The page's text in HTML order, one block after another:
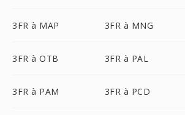
3FR à MAP 3FR à MNG
3FR à OTB 3FR à PAL
3FR à PAM 3FR à PCD